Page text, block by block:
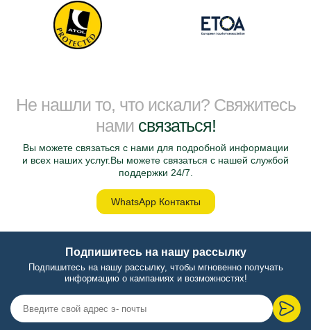
Не нашли то, что искали? Свяжитесь
нами связаться!
Вы можете связаться с нами для подробной информации
и всех наших услуг.Вы можете связаться с нашей службой
поддержки 24/7.
WhatsApp Контакты
Подпишитесь на нашу рассылку
Подпишитесь на нашу рассылку, чтобы мгновенно получать
информацию о кампаниях и возможностях!